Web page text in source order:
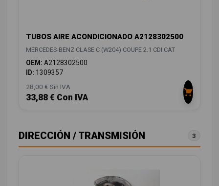
TUBOS AIRE ACONDICIONADO A2128302500
MERCEDES-BENZ CLASE C (W204) COUPE 2.1 CDI CAT
OEM: A2128302500
ID: 1309357
28,00 € Sin IVA
33,88 € Con IVA
DIRECCIÓN / TRANSMISIÓN 3